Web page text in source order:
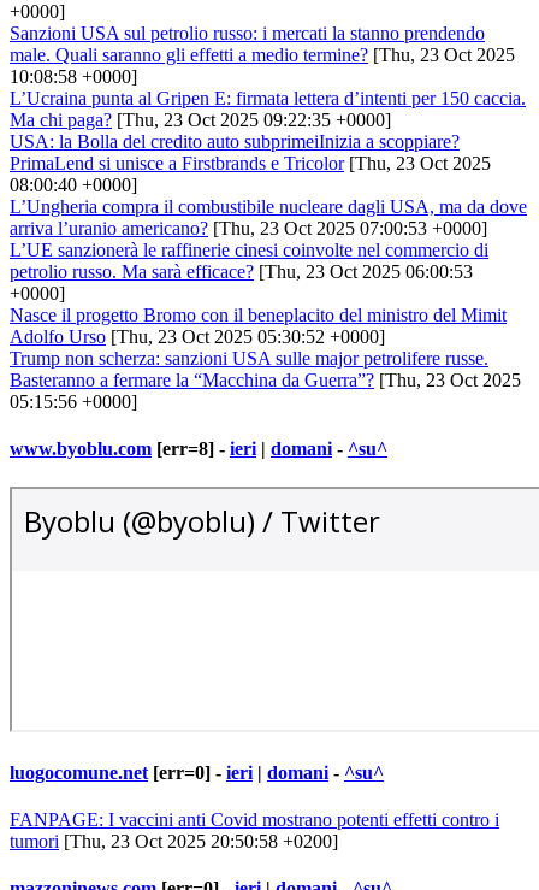
+0000]
Sanzioni USA sul petrolio russo: i mercati la stanno prendendo
male. Quali saranno gli effetti a medio termine? [Thu, 23 Oct 2025
10:08:58 +0000]
L’Ucraina punta al Gripen E: firmata lettera d’intenti per 150 caccia.
Ma chi paga? [Thu, 23 Oct 2025 09:22:35 +0000]
USA: la Bolla del credito auto subprimeiInizia a scoppiare?
PrimaLend si unisce a Firstbrands e Tricolor[Thu, 23 Oct 2025
08:00:40 +0000]
L’Ungheria compra il combustibile nucleare dagli USA, ma da dove
arriva l’uranio americano? [Thu, 23 Oct 2025 07:00:53 +0000]
L’UE sanzionerà le raffinerie cinesi coinvolte nel commercio di
petrolio russo. Ma sarà efficace? [Thu, 23 Oct 2025 06:00:53
+0000]
Nasce il progetto Bromo con il beneplacito del ministro del Mimit
Adolfo Urso [Thu, 23 Oct 2025 05:30:52 +0000]
Trump non scherza: sanzioni USA sulle major petrolifere russe.
Basteranno a fermare la “Macchina da Guerra”? [Thu, 23 Oct 2025
05:15:56 +0000]
www.byoblu.com [err=8] - ieri | domani - ^su^
luogocomune.net [err=0] - ieri | domani - ^su^
FANPAGE: I vaccini anti Covid mostrano potenti effetti contro i
tumori [Thu, 23 Oct 2025 20:50:58 +0200]